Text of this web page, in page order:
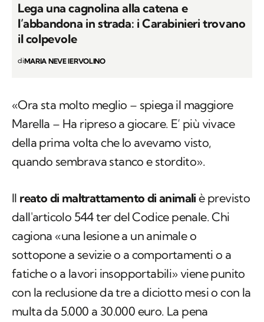
Lega una cagnolina alla catena e
l’abbandona in strada: i Carabinieri trovano
il colpevole
diMARIA NEVE IERVOLINO
«Ora sta molto meglio – spiega il maggiore
Marella – Ha ripreso a giocare. E’ più vivace
della prima volta che lo avevamo visto,
quando sembrava stanco e stordito».
Il reato di maltrattamento di animali è previsto
dall'articolo 544 ter del Codice penale. Chi
cagiona «una lesione a un animale o
sottopone a sevizie o a comportamenti o a
fatiche o a lavori insopportabili» viene punito
con la reclusione da tre a diciotto mesi o con la
multa da 5.000 a 30.000 euro. La pena